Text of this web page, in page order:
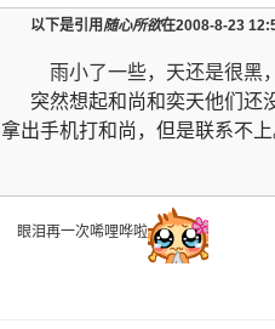
以下是引用 随心所欲在2008-8-23
雨小了一些，天还是很黑
突然想起和尚和奕天他们还
拿出手机打和尚，但是联系不上
眼泪再一次唏哩哗啦